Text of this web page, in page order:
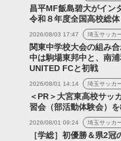
昌平MF飯島碧大がイン
令和８年度全国高校総体
2026/08/03 17:47 埼玉サッカ
関東中学校大会の組み
中は駒場東邦中と、南
UNITED FCと初戦
2026/08/01 14:14 埼玉サッカ
＜PR＞大宮東高校サッ
習会（部活動体験会）
2026/08/01 09:24 埼玉サッカ
［学総］初優勝＆県2